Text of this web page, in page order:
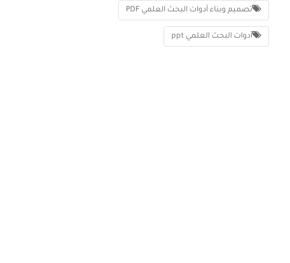
تصميم وبناء أدوات البحث العلمي PDF
أدوات البحث العلمي ppt